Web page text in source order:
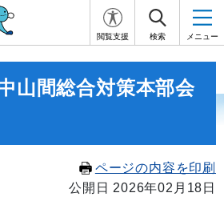
閲覧支援 検索 メニュー
山間総合対策本部会
ページの内容を印刷
公開日 2026年02月18日